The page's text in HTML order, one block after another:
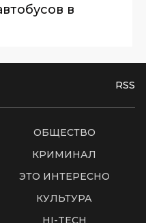
в
RSS
ОБЩЕСТВО
КРИМИНАЛ
ЭТО ИНТЕРЕСНО
КУЛЬТУРА
HI-TECH